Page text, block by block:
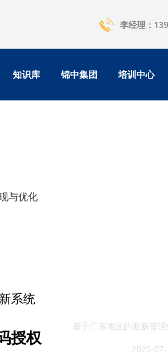
李经理：
知识库 锦中集团 培训中心
与优化
试用
系统
授权
基于广东地区的迎新管
2025-